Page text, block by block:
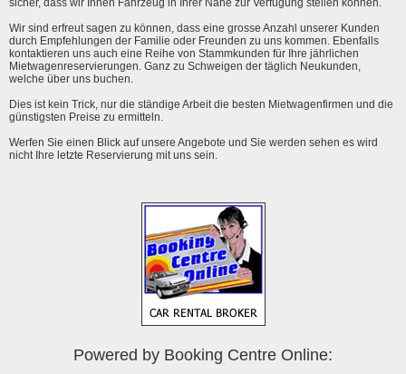
sicher, dass wir Ihnen Fahrzeug in Ihrer Nähe zur Verfügung stellen können.
Wir sind erfreut sagen zu können, dass eine grosse Anzahl unserer Kunden
durch Empfehlungen der Familie oder Freunden zu uns kommen. Ebenfalls
kontaktieren uns auch eine Reihe von Stammkunden für Ihre jährlichen
Mietwagenreservierungen. Ganz zu Schweigen der täglich Neukunden,
welche über uns buchen.
Dies ist kein Trick, nur die ständige Arbeit die besten Mietwagenfirmen und die
günstigsten Preise zu ermitteln.
Werfen Sie einen Blick auf unsere Angebote und Sie werden sehen es wird
nicht Ihre letzte Reservierung mit uns sein.
Powered by Booking Centre Online: